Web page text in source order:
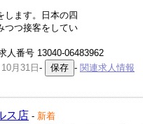
します。日本の四
つつ接客をしてい
人番号 13040-06483962
月31日 - - 関連求人情報
ス店 - 新着